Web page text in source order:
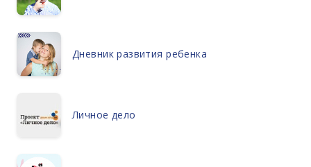
Дневник развития ребенка
Личное дело